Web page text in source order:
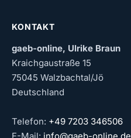
KONTAKT
gaeb-online, Ulrike Braun
Kraichgaustraße 15
75045 Walzbachtal/Jö
Deutschland
Telefon: +49 7203 346506